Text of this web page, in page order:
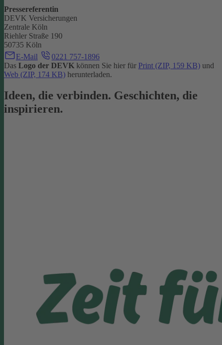
Pressereferentin
DEVK Versicherungen
Zentrale Köln
Riehler Straße 190
50735 Köln
E-Mail
0221 757-1896
Das Logo der DEVK können Sie hier für Print (ZIP, 159 KB) und
Web (ZIP, 174 KB) herunterladen.
Ideen, die verbinden. Geschichten, die
inspirieren.